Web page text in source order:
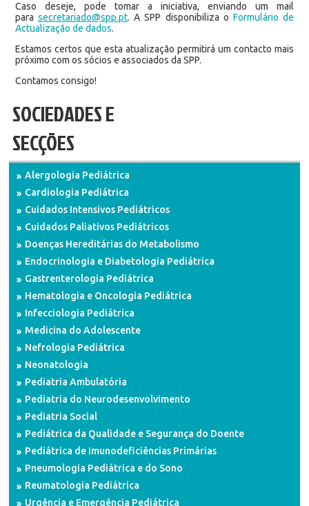
Caso deseje, pode tomar a iniciativa, enviando um mail
parasecretariado@spp.pt. A SPP disponibiliza o Formulário de
Actualização de dados.
Estamos certos que esta atualização permitirá um contacto mais
próximo com os sócios e associados da SPP.
Contamos consigo!
SOCIEDADES E
SECÇÕES
Alergologia Pediátrica
Cardiologia Pediátrica
Cuidados Intensivos Pediátricos
Cuidados Paliativos Pediátricos
Doenças Hereditárias do Metabolismo
Endocrinologia e Diabetologia Pediátrica
Gastrenterologia Pediátrica
Hematologia e Oncologia Pediátrica
Infecciologia Pediátrica
Medicina do Adolescente
Nefrologia Pediátrica
Neonatologia
Pediatria Ambulatória
Pediatria do Neurodesenvolvimento
Pediatria Social
Pediátrica da Qualidade e Segurança do Doente
Pediátrica de Imunodeficiências Primárias
Pneumologia Pediátrica e do Sono
Reumatologia Pediátrica
Urgência e Emergência Pediátrica